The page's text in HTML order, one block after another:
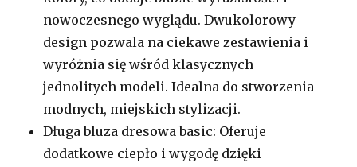
nowoczesnego wyglądu. Dwukolorowy
design pozwala na ciekawe zestawienia i
wyróżnia się wśród klasycznych
jednolitych modeli. Idealna do stworzenia
modnych, miejskich stylizacji.
Długa bluza dresowa basic: Oferuje
dodatkowe ciepło i wygodę dzięki